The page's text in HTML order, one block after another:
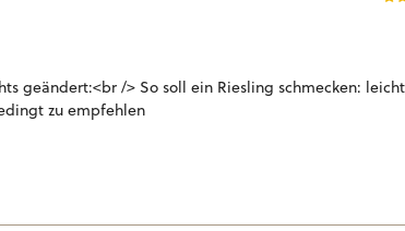
geändert:<br /> So soll ein Riesling schmecken:
zu empfehlen